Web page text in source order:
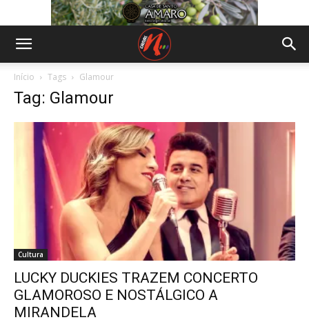
Início Tags Glamour
Tag: Glamour
Cultura
LUCKY DUCKIES TRAZEM CONCERTO
GLAMOROSO E NOSTÁLGICO A
MIRANDELA